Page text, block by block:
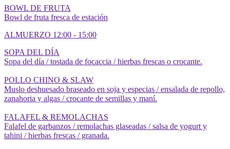
BOWL DE FRUTA
Bowl de fruta fresca de estación
ALMUERZO 12:00 - 15:00
SOPA DEL DÍA
Sopa del día / tostada de focaccia / hierbas frescas o crocante.
POLLO CHINO & SLAW
Muslo deshuesado braseado en soja y especias / ensalada de repollo,
zanahoria y algas / crocante de semillas y maní.
FALAFEL & REMOLACHAS
Falafel de garbanzos / remolachas glaseadas / salsa de yogurt y
tahini / hierbas frescas / granada.